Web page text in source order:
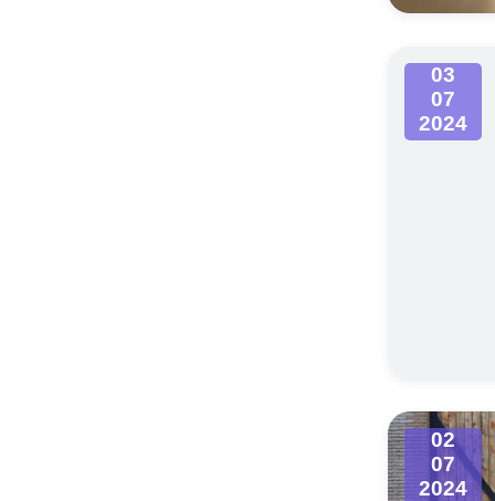
03
07
2024
02
07
2024